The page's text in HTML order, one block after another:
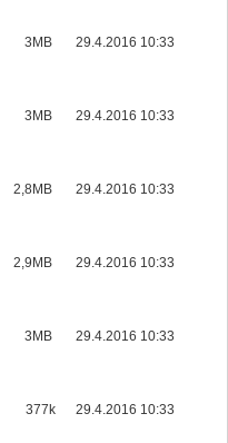
3MB 29.4.2016 10:33
3MB 29.4.2016 10:33
2,8MB 29.4.2016 10:33
2,9MB 29.4.2016 10:33
3MB 29.4.2016 10:33
377k 29.4.2016 10:33